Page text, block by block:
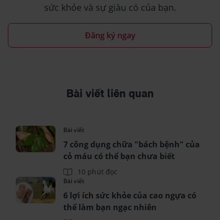
sức khỏe và sự giàu có của bạn.
Đăng ký ngay
Bài viết liên quan
Bài viết
7 công dụng chữa "bách bệnh" của
cỏ máu có thể bạn chưa biết
10 phút đọc
Bài viết
6 lợi ích sức khỏe của cao ngựa có
thể làm bạn ngạc nhiên